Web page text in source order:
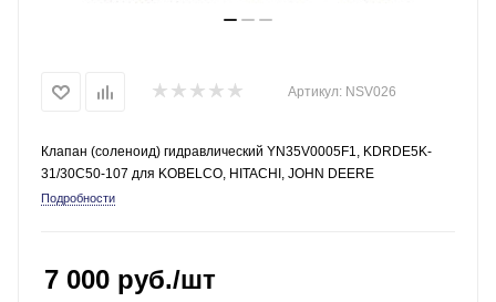
Артикул: NSV026
Клапан (соленоид) гидравлический YN35V0005F1, KDRDE5K-
31/30C50-107 для KOBELCO, HITACHI, JOHN DEERE
Подробности
7 000 руб./шт